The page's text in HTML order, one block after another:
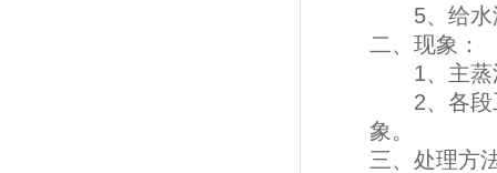
5、给水
二、现象：
1、主蒸
2、各段工
象。
三、处理方